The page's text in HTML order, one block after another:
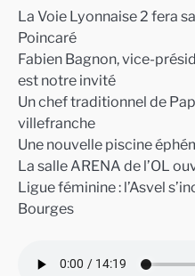
La Voie Lyonnaise 2 fera
Poincaré
Fabien Bagnon, vice-
est notre invité
Un chef traditionnel de
villefranche
Une nouvelle piscine
La salle ARENA de l’OL
Ligue féminine : l’Asvel
Bourges